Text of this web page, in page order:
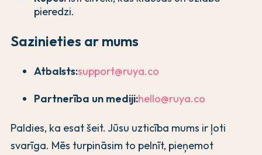
pieredzi.
Sazinieties ar mums
Atbalsts:support@ruya.co
Partnerība un mediji:hello@ruya.co
Paldies, ka esat šeit. Jūsu uzticība mums ir ļoti
svarīga. Mēs turpināsim to pelnīt, pieņemot